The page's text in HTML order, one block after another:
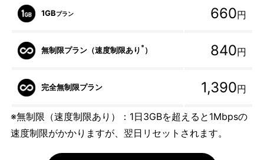
1GBプラン 660円
無制限プラン（速度制限あり * ） 840円
完全無制限プラン 1,390円
※無制限（速度制限あり）：1日3GBを超えると1Mbpsの
速度制限がかかりますが、翌日リセットされます。